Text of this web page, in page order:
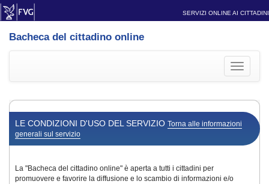
SERVIZI ONLINE AI CITTADINI
Bacheca del cittadino online
Toggle
LE CONDIZIONI D'USO DEL SERVIZIO Torna alle informazioni
generali sul servizio
La "Bacheca del cittadino online" è aperta a tutti i cittadini per
promuovere e favorire la diffusione e lo scambio di informazioni e/o